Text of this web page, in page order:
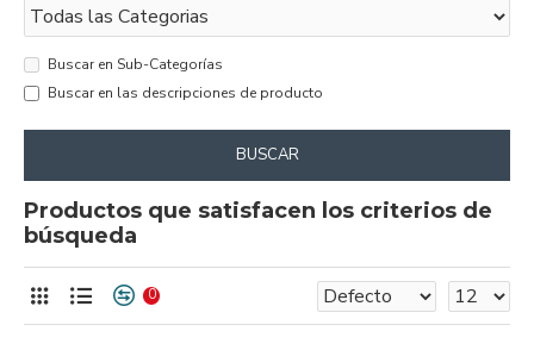
Buscar en Sub-Categorías
Buscar en las descripciones de producto
BUSCAR
Productos que satisfacen los criterios de
búsqueda
0